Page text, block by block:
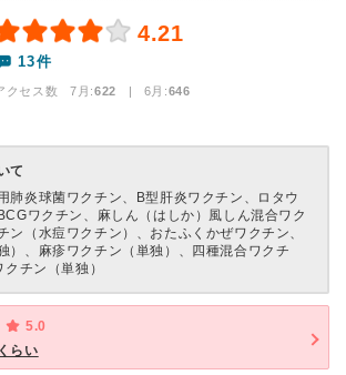
4.21
13件
クセス数 7月:622 | 6月:646
て
肺炎球菌ワクチン、B型肝炎ワクチン、ロタウ
ワクチン、麻しん（はしか）風しん混合ワク
ン（水痘ワクチン）、おたふくかぜワクチン、
）、麻疹ワクチン（単独）、四種混合ワクチ
チン（単独）
5.0
らい